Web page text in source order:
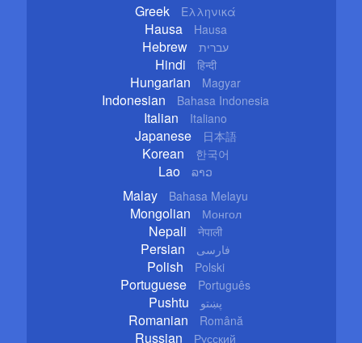
Greek Ελληνικά
Hausa Hausa
Hebrew עברית
Hindi हिन्दी
Hungarian Magyar
Indonesian Bahasa Indonesia
Italian Italiano
Japanese 日本語
Korean 한국어
Lao ລາວ
Malay Bahasa Melayu
Mongolian Монгол
Nepali नेपाली
Persian فارسی
Polish Polski
Portuguese Português
Pushtu پښتو
Romanian Română
Russian Русский